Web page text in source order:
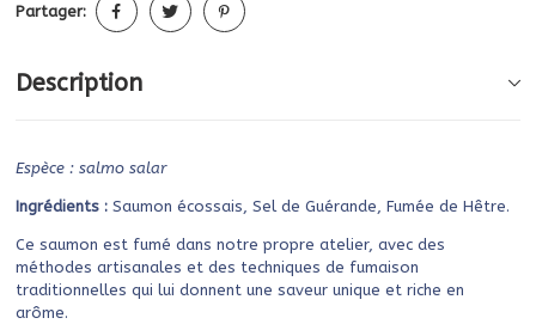
Partager:
Description
Espèce : salmo salar
Ingrédients : Saumon écossais, Sel de Guérande, Fumée de Hêtre.
Ce saumon est fumé dans notre propre atelier, avec des
méthodes artisanales et des techniques de fumaison
traditionnelles qui lui donnent une saveur unique et riche en
arôme.